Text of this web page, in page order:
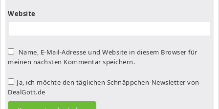
Website
Name, E-Mail-Adresse und Website in diesem Browser für
meinen nächsten Kommentar speichern.
Ja, ich möchte den täglichen Schnäppchen-Newsletter von
DealGott.de